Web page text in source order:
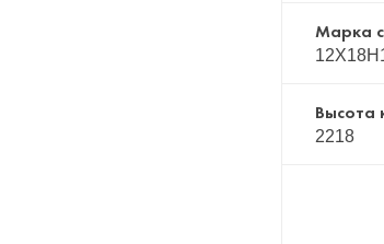
Марка
Высота
2218